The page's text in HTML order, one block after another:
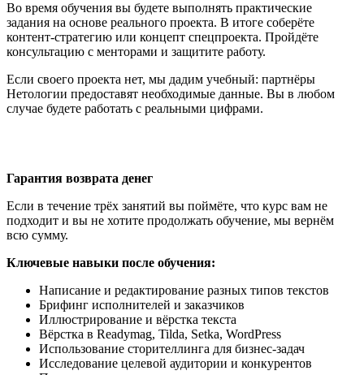
Во время обучения вы будете выполнять практические
задания на основе реального проекта. В итоге соберёте
контент-стратегию или концепт спецпроекта. Пройдёте
консультацию с менторами и защитите работу.
Если своего проекта нет, мы дадим учебный: партнёры
Нетологии предоставят необходимые данные. Вы в любом
случае будете работать с реальными цифрами.
Гарантия возврата денег
Если в течение трёх занятий вы поймёте, что курс вам не
подходит и вы не хотите продолжать обучение, мы вернём
всю сумму.
Ключевые навыки после обучения:
Написание и редактирование разных типов текстов
Брифинг исполнителей и заказчиков
Иллюстрирование и вёрстка текста
Вёрстка в Readymag, Tilda, Setka, WordPress
Использование сторителлинга для бизнес-задач
Исследование целевой аудитории и конкурентов